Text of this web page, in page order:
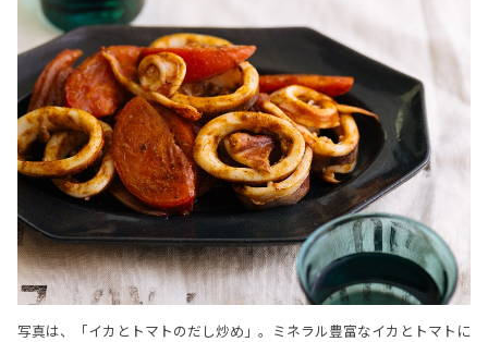
写真は、「イカとトマトのだし炒め」。ミネラル豊富なイカとトマトに